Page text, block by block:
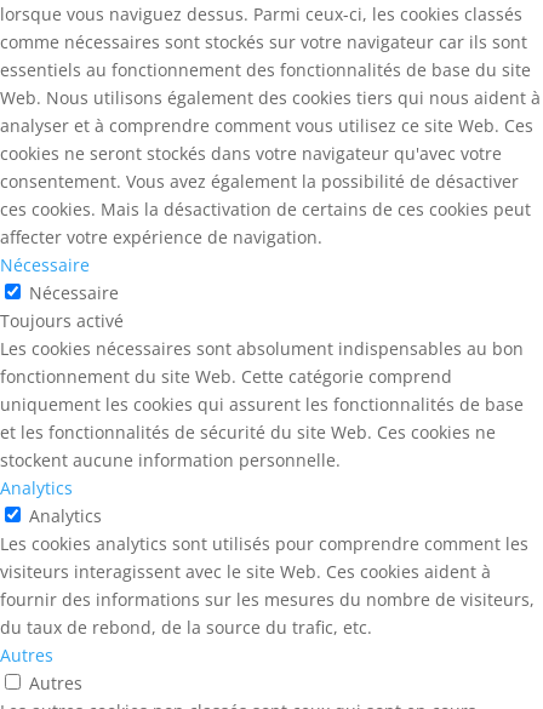
lorsque vous naviguez dessus. Parmi ceux-ci, les cookies classés
comme nécessaires sont stockés sur votre navigateur car ils sont
essentiels au fonctionnement des fonctionnalités de base du site
Web. Nous utilisons également des cookies tiers qui nous aident à
analyser et à comprendre comment vous utilisez ce site Web. Ces
cookies ne seront stockés dans votre navigateur qu'avec votre
consentement. Vous avez également la possibilité de désactiver
ces cookies. Mais la désactivation de certains de ces cookies peut
affecter votre expérience de navigation.
Nécessaire
Nécessaire
Toujours activé
Les cookies nécessaires sont absolument indispensables au bon
fonctionnement du site Web. Cette catégorie comprend
uniquement les cookies qui assurent les fonctionnalités de base
et les fonctionnalités de sécurité du site Web. Ces cookies ne
stockent aucune information personnelle.
Analytics
Analytics
Les cookies analytics sont utilisés pour comprendre comment les
visiteurs interagissent avec le site Web. Ces cookies aident à
fournir des informations sur les mesures du nombre de visiteurs,
du taux de rebond, de la source du trafic, etc.
Autres
Autres